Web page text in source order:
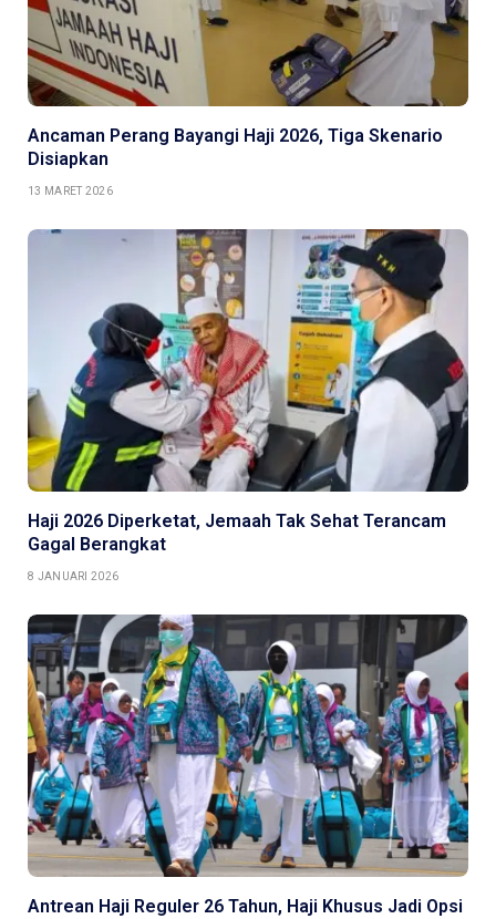
Ancaman Perang Bayangi Haji 2026, Tiga Skenario
Disiapkan
13 MARET 2026
Haji 2026 Diperketat, Jemaah Tak Sehat Terancam
Gagal Berangkat
8 JANUARI 2026
Antrean Haji Reguler 26 Tahun, Haji Khusus Jadi Opsi